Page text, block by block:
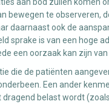
bewegen te observeren,
daarnaast ook de
sprake is van een hoge
een oorzaak kan zijn van
die de patiënten
Een ander
belast wordt